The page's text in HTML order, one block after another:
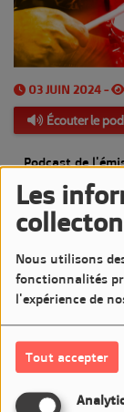
Les
Nous utilisons
fonctionnalités
l'expérience de
Tout accepter
03 JUIN 2024 -
Écouter le
Podcast de
Diffusée le